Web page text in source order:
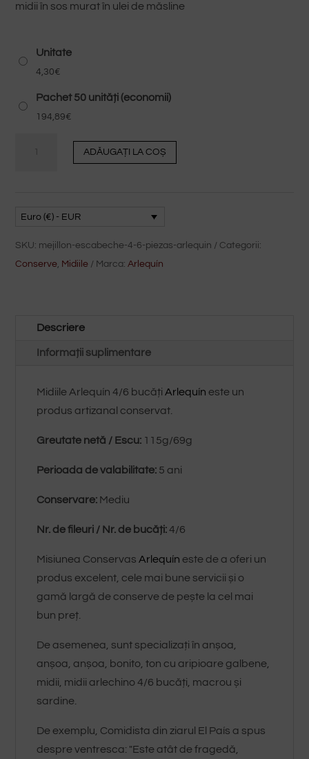
midii în sos murat în ulei de măsline
Unitate
4,30€
Pachet 50 unități (economii)
194,89€
Arlequín
ADĂUGAȚI LA COȘ
Euro (€) - EUR
SKU: mejillon-escabeche-4-6-piezas-arlequin
Categorii:
Conserve Midiile Marca: Arlequín
Descriere
Informații suplimentare
Midiile Arlequín 4/6 bucăți Arlequín este un
produs artizanal conservat.
Greutate netă / Escu: 115g/69g
Perioada de valabilitate: 5 ani
Conservare: Mediu
Nr. de fileuri / Nr. de bucăți:4/6
Misiunea Conservas Arlequín este de a oferi un
produs excelent, cele mai bune servicii și o
gamă largă de conserve de pește la cel mai
bun preț.
De asemenea, sunt specializați în anșoa,
anșoa, anșoa, bonito, ton cu aripioare galbene,
midii, midii arlechino 4/6 bucăți, macrou și
sardine.
De exemplu, Comidista din ziarul El País a spus
despre ventresca: "Este atât de fragedă,